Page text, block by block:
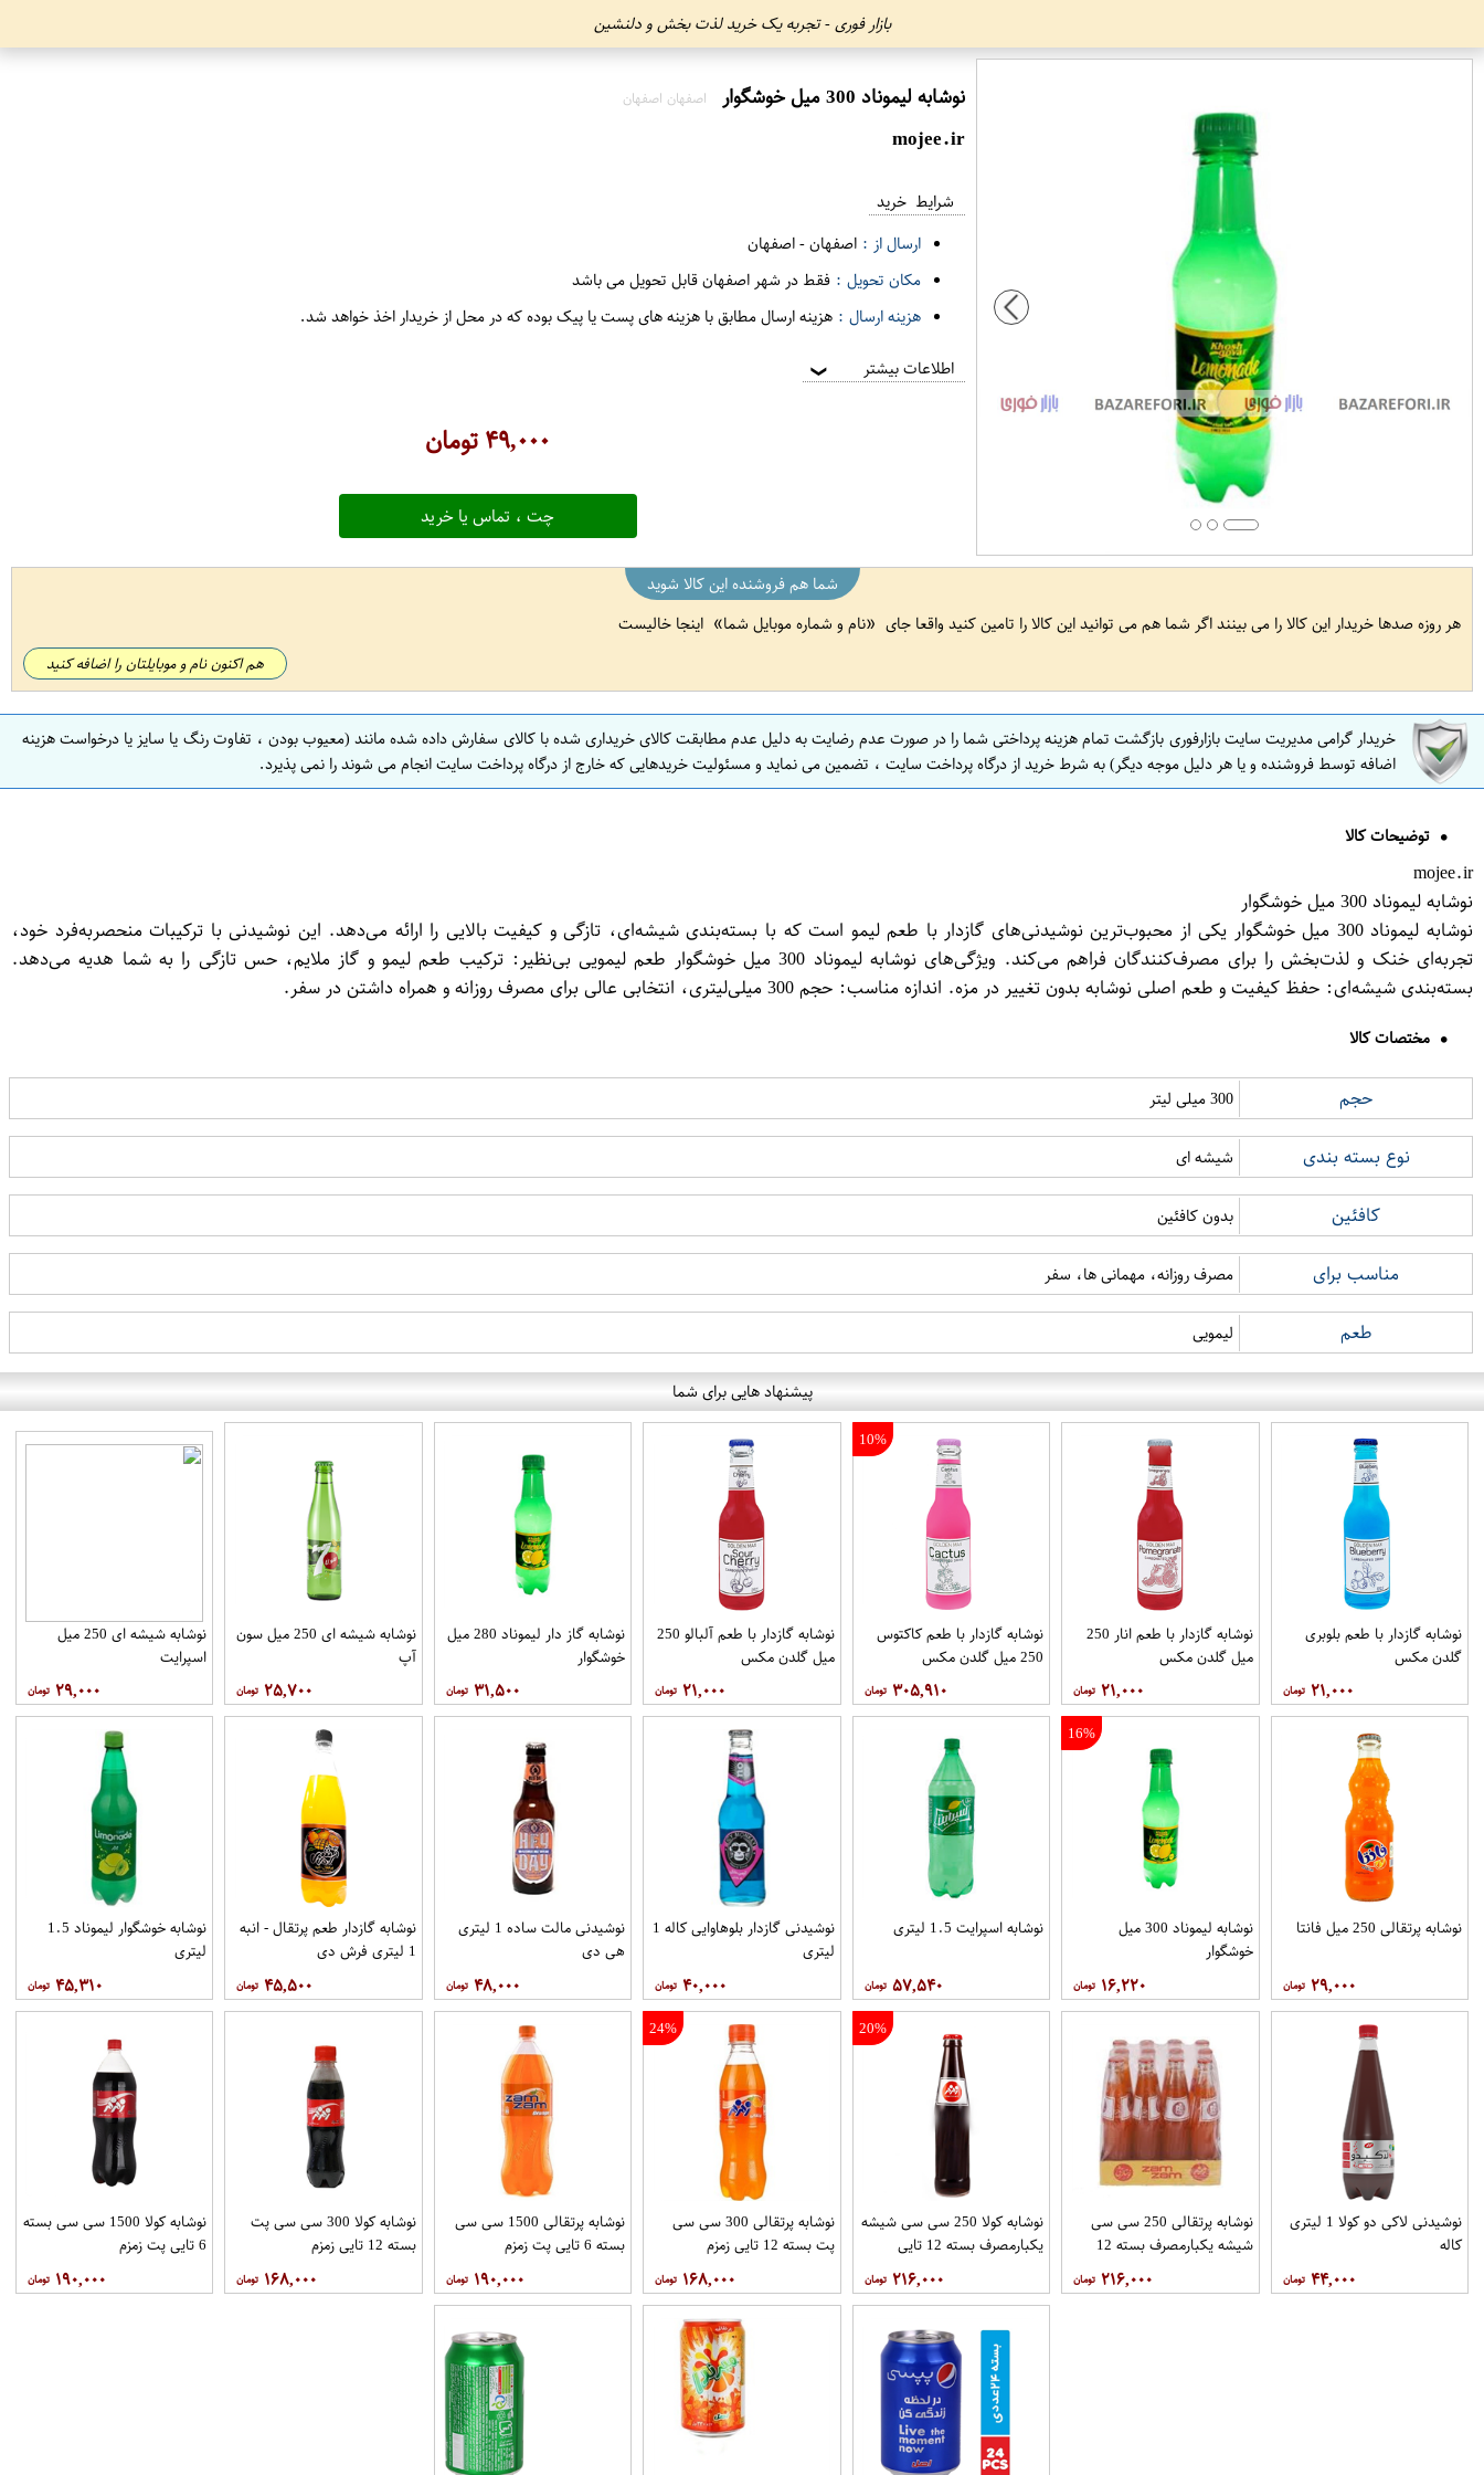
بازار فوری - تجربه یک خرید لذت بخش و دلنشین
نوشابه لیموناد 300 میل خوشگوار اصفهان اصفهان
mojee.ir
شرایط خرید
ارسال از : اصفهان-اصفهان
مکان تحویل : فقط در شهر اصفهان قابل تحویل می باشد
هزینه ارسال : هزینه ارسال مطابق با هزینه های پست یا پیک بوده که در محل از خریدار اخذ خواهد شد.
اطلاعات بیشتر ❯
۴۹,۰۰۰تومان
چت ، تماس یا خرید
شما هم فروشنده این کالا شوید
هر روزه صدها خریدار این کالا را می بینند اگر شما هم می توانید این کالا را تامین کنید واقعا جای
نام و شماره موبایل شما اینجا خالیست
هم اکنون نام و موبایلتان را اضافه کنید
خریدار گرامی مدیریت سایت بازارفوری بازگشت تمام هزینه پرداختی شما را در صورت عدم رضایت به دلیل عدم مطابقت کالای خریداری شده با کالای سفارش داده شده مانند (معیوب بودن ، تفاوت رنگ یا سایز یا درخواست هزینه
اضافه توسط فروشنده و یا هر دلیل موجه دیگر) به شرط خرید از درگاه پرداخت سایت ، تضمین می نماید و مسئولیت خریدهایی که خارج از درگاه پرداخت سایت انجام می شوند را نمی پذیرد.
توضیحات کالا
mojee.ir
نوشابه لیموناد 300 میل خوشگوار
نوشابه لیموناد 300 میل خوشگوار یکی از محبوب‌ترین نوشیدنی‌های گازدار با طعم لیمو است که با بسته‌بندی شیشه‌ای، تازگی و کیفیت بالایی را ارائه می‌دهد. این نوشیدنی با ترکیبات منحصر‌به‌فرد خود،
تجربه‌ای خنک و لذت‌بخش را برای مصرف‌کنندگان فراهم می‌کند. ویژگی‌های نوشابه لیموناد 300 میل خوشگوار طعم لیمویی بی‌نظیر: ترکیب طعم لیمو و گاز ملایم، حس تازگی را به شما هدیه می‌دهد.
بسته‌بندی شیشه‌ای: حفظ کیفیت و طعم اصلی نوشابه بدون تغییر در مزه. اندازه مناسب: حجم 300 میلی‌لیتری، انتخابی عالی برای مصرف روزانه و همراه داشتن در سفر.
مختصات کالا
حجم 300 میلی لیتر
نوع بسته بندی شیشه ای
کافئین بدون کافئین
مناسب برای مصرف روزانه، مهمانی ها، سفر
طعم لیمویی
پیشنهاد هایی برای شما
نوشابه گازدار با طعم بلوبری
گلدن مکس
۲۱,۰۰۰
نوشابه گازدار با طعم انار 250
میل گلدن مکس
۲۱,۰۰۰
10%
نوشابه گازدار با طعم کاکتوس
250 میل گلدن مکس
۳۰۵,۹۱۰
نوشابه گازدار با طعم آلبالو 250
میل گلدن مکس
۲۱,۰۰۰
نوشابه گاز دار لیموناد 280 میل
خوشگوار
۳۱,۵۰۰
نوشابه شیشه ای 250 میل سون
آپ
۲۵,۷۰۰
نوشابه شیشه ای 250 میل
اسپرایت
۲۹,۰۰۰
نوشابه پرتقالی 250 میل فانتا
۲۹,۰۰۰
16%
نوشابه لیموناد 300 میل
خوشگوار
۱۶,۲۲۰
نوشابه اسپرایت 1.5 لیتری
۵۷,۵۴۰
نوشیدنی گازدار بلوهاوایی کاله 1
لیتری
۴۰,۰۰۰
نوشیدنی مالت ساده 1 لیتری
هی دی
۴۸,۰۰۰
نوشابه گازدار طعم پرتقال - انبه
1 لیتری فرش دی
۴۵,۵۰۰
نوشابه خوشگوار لیموناد 1.5
لیتری
۴۵,۳۱۰
نوشیدنی لاکی دو کولا 1 لیتری
کاله
۴۴,۰۰۰
نوشابه پرتقالی 250 سی سی
شیشه یکبارمصرف بسته 12
۲۱۶,۰۰۰
20%
نوشابه کولا 250 سی سی شیشه
یکبارمصرف بسته 12 تایی
۲۱۶,۰۰۰
24%
نوشابه پرتقالی 300 سی سی
پت بسته 12 تایی زمزم
۱۶۸,۰۰۰
نوشابه پرتقالی 1500 سی سی
بسته 6 تایی پت زمزم
۱۹۰,۰۰۰
نوشابه کولا 300 سی سی پت
بسته 12 تایی زمزم
۱۶۸,۰۰۰
نوشابه کولا 1500 سی سی بسته
6 تایی پت زمزم
۱۹۰,۰۰۰